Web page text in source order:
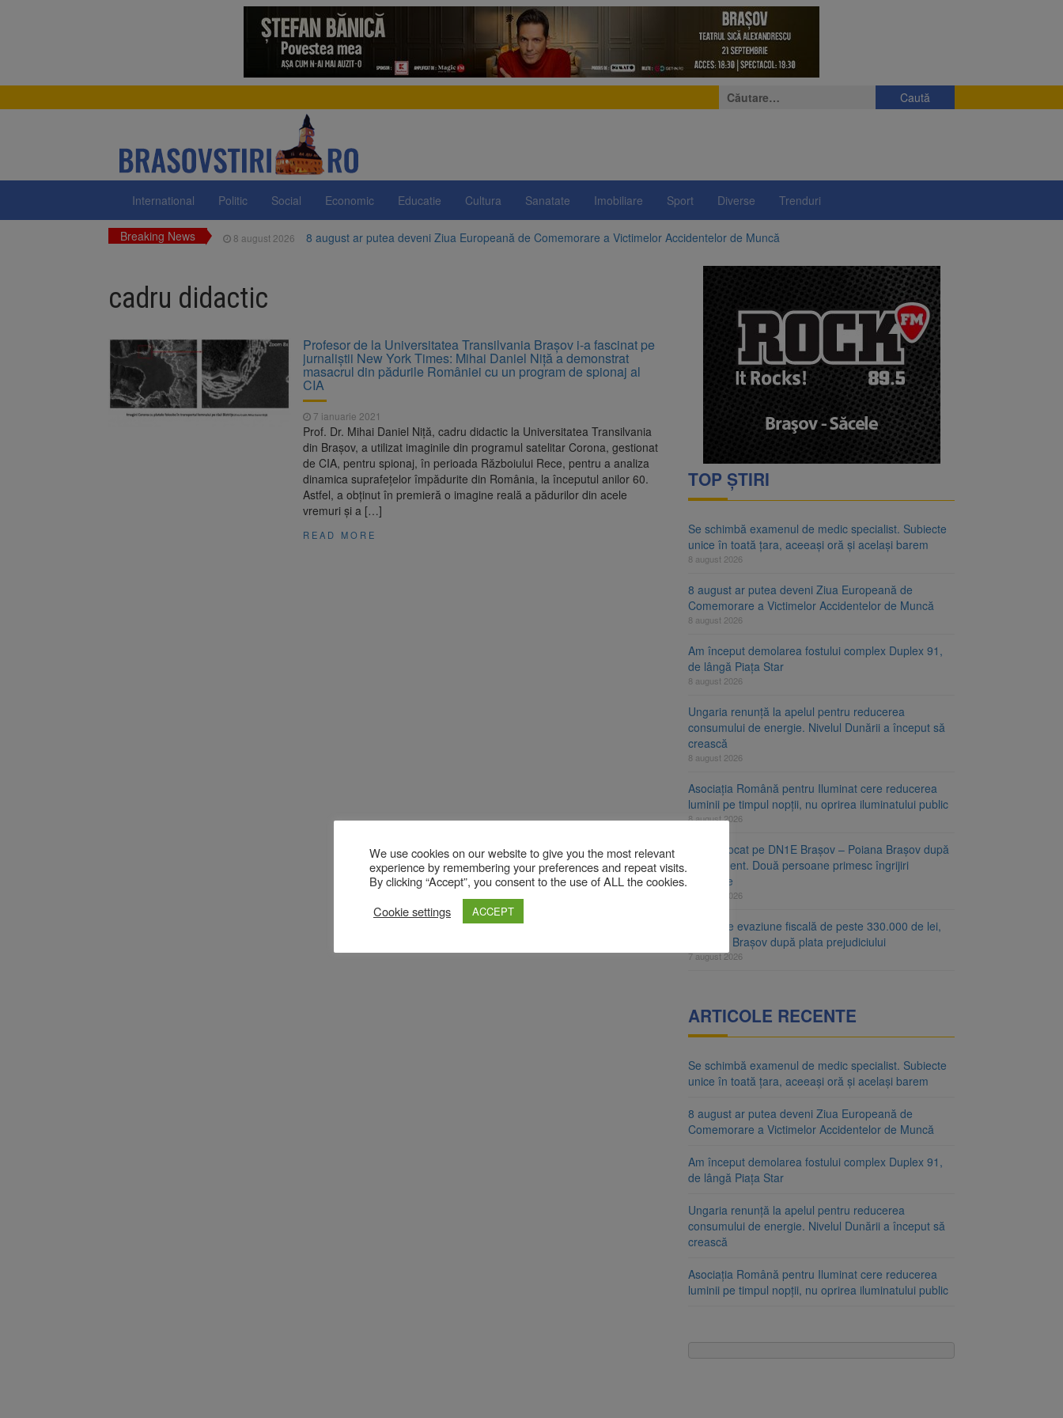
Caută
după:
International Politic Social Economic Educatie Cultura Sanatate Imobiliare Sport Diverse Trenduri
Breaking News 8 august 2026 8 august ar putea deveni Ziua Europeană de Comemorare a Victimelor Accidentelor de Muncă
8 august 2026 Ungaria renunță la apelul pentru reducerea consumului de energie. Nivelul Dunării a început să crească
Asociația Română pentru Iluminat cere reducerea luminii pe timpul nopții, nu oprirea iluminatului public
7 august 2026
Trafic blocat pe DN1E Brașov – Poiana Brașov după un accident. Două persoane primesc îngrijiri
medicale
8 august 2026 Se schimbă examenul de medic specialist. Subiecte unice în toată țara, aceeași oră și același barem
cadru didactic
Profesor de la Universitatea Transilvania Brașov i-a fascinat pe
jurnaliștii New York Times: Mihai Daniel Niță a demonstrat
masacrul din pădurile României cu un program de spionaj al
CIA
7 ianuarie 2021
Prof. Dr. Mihai Daniel Niță, cadru didactic la Universitatea Transilvania
din Brașov, a utilizat imaginile din programul satelitar Corona, gestionat
de CIA, pentru spionaj, în perioada Războiului Rece, pentru a analiza
dinamica suprafețelor împădurite din România, la începutul anilor 60.
Astfel, a obținut în premieră o imagine reală a pădurilor din acele
vremuri și a […]
READ MORE
TOP ȘTIRI
Se schimbă examenul de medic specialist. Subiecte
unice în toată țara, aceeași oră și același barem
8 august 2026
8 august ar putea deveni Ziua Europeană de
Comemorare a Victimelor Accidentelor de Muncă
8 august 2026
Am început demolarea fostului complex Duplex 91,
de lângă Piața Star
8 august 2026
Ungaria renunță la apelul pentru reducerea
consumului de energie. Nivelul Dunării a început să
crească
8 august 2026
Asociația Română pentru Iluminat cere reducerea
luminii pe timpul nopții, nu oprirea iluminatului public
8 august 2026
Trafic blocat pe DN1E Brașov – Poiana Brașov după
un accident. Două persoane primesc îngrijiri
medicale
7 august 2026
Dosar de evaziune fiscală de peste 330.000 de lei,
clasat la Brașov după plata prejudiciului
7 august 2026
ARTICOLE RECENTE
Se schimbă examenul de medic specialist. Subiecte
unice în toată țara, aceeași oră și același barem
8 august ar putea deveni Ziua Europeană de
Comemorare a Victimelor Accidentelor de Muncă
Am început demolarea fostului complex Duplex 91,
de lângă Piața Star
Ungaria renunță la apelul pentru reducerea
consumului de energie. Nivelul Dunării a început să
crească
Asociația Română pentru Iluminat cere reducerea
luminii pe timpul nopții, nu oprirea iluminatului public
We use cookies on our website to give you the most relevant
experience by remembering your preferences and repeat visits.
By clicking “Accept”, you consent to the use of ALL the cookies.
Cookie settings
ACCEPT